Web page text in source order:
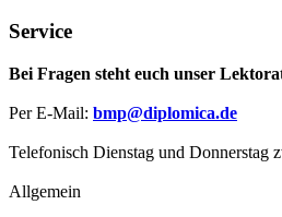
Service
Bei Fragen steht euch unser
Per E-Mail: bmp@diplomica.de
Telefonisch Dienstag und
Allgemein